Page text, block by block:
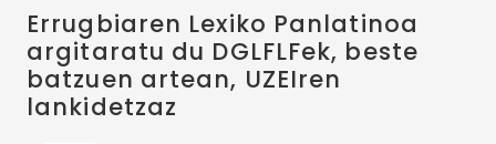
Errugbiaren Lexiko Panlatinoa
argitaratu du DGLFLFek, beste
batzuen artean, UZEIren
lankidetzaz